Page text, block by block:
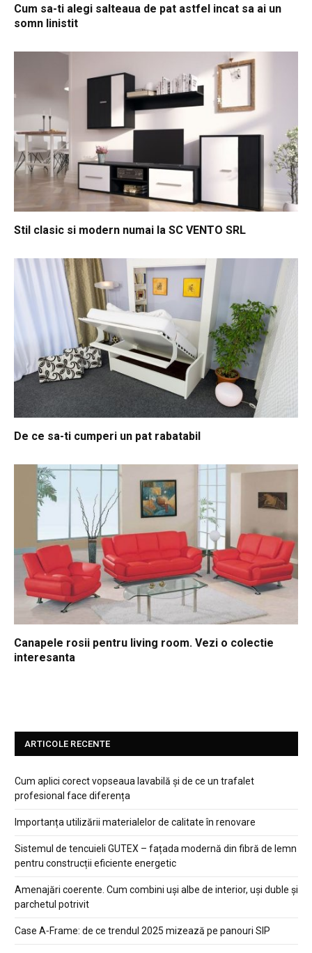
Cum sa-ti alegi salteaua de pat astfel incat sa ai un
somn linistit
Stil clasic si modern numai la SC VENTO SRL
De ce sa-ti cumperi un pat rabatabil
Canapele rosii pentru living room. Vezi o colectie
interesanta
ARTICOLE RECENTE
Cum aplici corect vopseaua lavabilă și de ce un trafalet
profesional face diferența
Importanța utilizării materialelor de calitate în renovare
Sistemul de tencuieli GUTEX – fațada modernă din fibră de lemn
pentru construcții eficiente energetic
Amenajări coerente. Cum combini uși albe de interior, uși duble și
parchetul potrivit
Case A‑Frame: de ce trendul 2025 mizează pe panouri SIP